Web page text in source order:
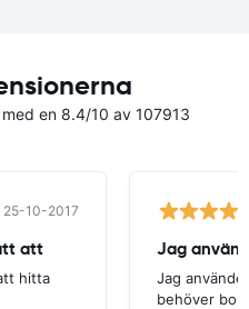
en 8.4/10 av 107913
25-10-2017
att
hitta
Jag
Jag
behöver